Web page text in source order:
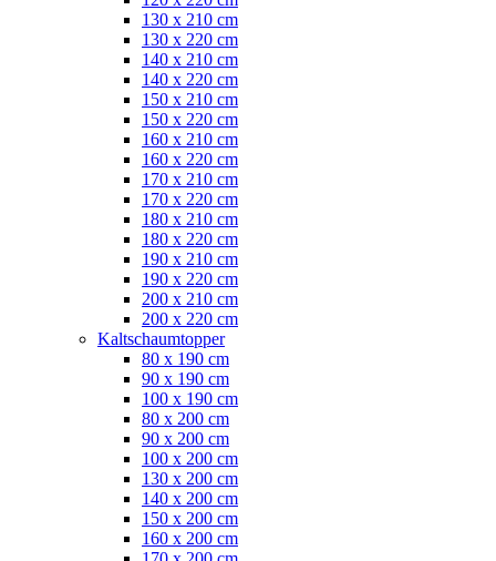
130 x 210 cm
130 x 220 cm
140 x 210 cm
140 x 220 cm
150 x 210 cm
150 x 220 cm
160 x 210 cm
160 x 220 cm
170 x 210 cm
170 x 220 cm
180 x 210 cm
180 x 220 cm
190 x 210 cm
190 x 220 cm
200 x 210 cm
200 x 220 cm
Kaltschaumtopper
80 x 190 cm
90 x 190 cm
100 x 190 cm
80 x 200 cm
90 x 200 cm
100 x 200 cm
130 x 200 cm
140 x 200 cm
150 x 200 cm
160 x 200 cm